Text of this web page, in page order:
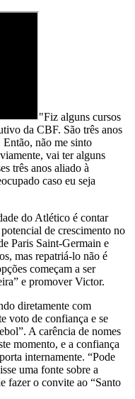
"Fiz alguns cursos
da CBF. São três anos
não me sinto
vai ter alguns
três anos aliado à
caso eu seja
do Atlético é contar
de crescimento no
Paris Saint-Germain e
mas repatriá-lo não é
começam a ser
e promover Victor.
diretamente com
voto de confiança e se
A carência de nomes
momento, e a confiança
internamente. “Pode
uma fonte sobre a
fazer o convite ao “Santo